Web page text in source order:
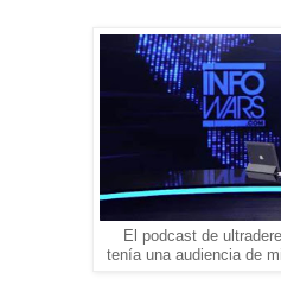
El podcast de
tenía una audiencia de